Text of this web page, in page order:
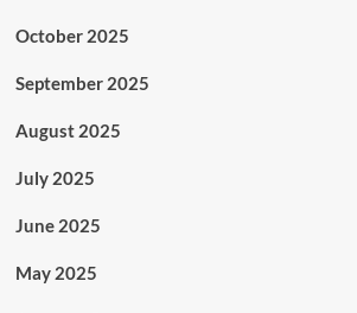
October 2025
September 2025
August 2025
July 2025
June 2025
May 2025